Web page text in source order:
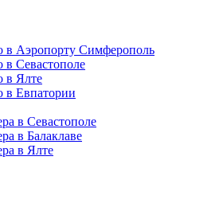
в Аэропорту Симферополь
в Севастополе
в Ялте
в Евпатории
в Севастополе
в Балаклаве
в Ялте